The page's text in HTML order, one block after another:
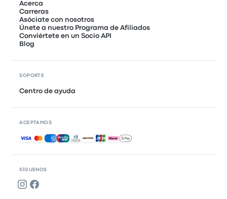
SÍGUENOS
Acerca
Carreras
Asóciate con nosotros
Únete a nuestro Programa de Afiliados
Conviértete en un Socio API
Blog
SOPORTE
Centro de ayuda
ACEPTAMOS
Pagos aceptados